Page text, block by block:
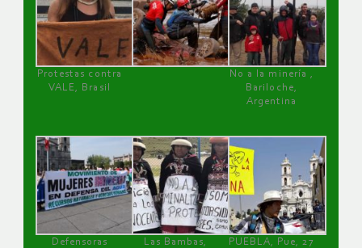
Protestas contra
VALE, Brasil
No a la minería ,
Bariloche,
Argentina
Defensoras
Las Bambas,
PUEBLA, Pue, 27